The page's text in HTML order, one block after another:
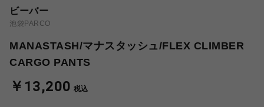
ビーバー
池袋PARCO
MANASTASH/マナスタッシュ/FLEX CLIMBER
CARGO PANTS
￥13,200 税込